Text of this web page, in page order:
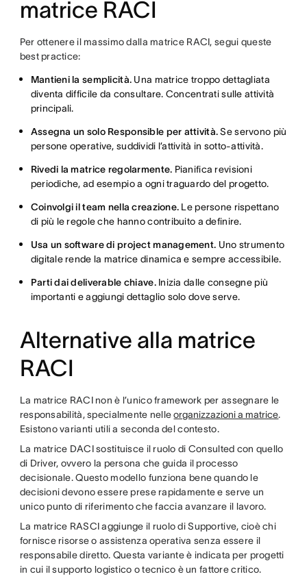
matrice RACI
Per ottenere il massimo dalla matrice RACI, segui queste
best practice:
Mantieni la semplicità. Una matrice troppo dettagliata
diventa difficile da consultare. Concentrati sulle attività
principali.
Assegna un solo Responsible per attività.Se servono più
persone operative, suddividi l’attività in sotto-attività.
Rivedi la matrice regolarmente. Pianifica revisioni
periodiche, ad esempio a ogni traguardo del progetto.
Coinvolgi il team nella creazione. Le persone rispettano
di più le regole che hanno contribuito a definire.
Usa un software di project management. Uno strumento
digitale rende la matrice dinamica e sempre accessibile.
Parti dai deliverable chiave.Inizia dalle consegne più
importanti e aggiungi dettaglio solo dove serve.
Alternative alla matrice
RACI
La matrice RACI non è l’unico framework per assegnare le
responsabilità, specialmente nelleorganizzazioni a matrice.
Esistono varianti utili a seconda del contesto.
La matrice DACI sostituisce il ruolo di Consulted con quello
di Driver, ovvero la persona che guida il processo
decisionale. Questo modello funziona bene quando le
decisioni devono essere prese rapidamente e serve un
unico punto di riferimento che faccia avanzare il lavoro.
La matrice RASCI aggiunge il ruolo di Supportive, cioè chi
fornisce risorse o assistenza operativa senza essere il
responsabile diretto. Questa variante è indicata per progetti
in cui il supporto logistico o tecnico è un fattore critico.